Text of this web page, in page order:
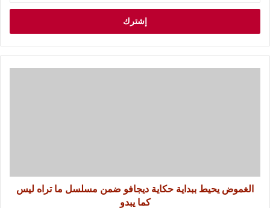
الغموض يحيط ببداية حكاية ديجافو ضمن مسلسل ما تراه ليس
كما يبدو